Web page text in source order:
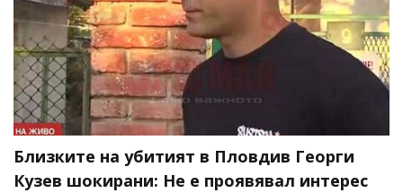
Близките на убитият в Пловдив Георги
Кузев шокирани: Не е проявявал интерес